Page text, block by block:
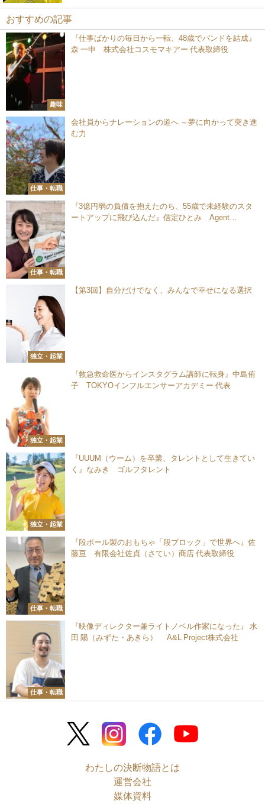
おすすめの記事
趣味
『仕事ばかりの毎日から一転、48歳でバンドを結成』
森 一申 株式会社コスモマキアー 代表取締役
仕事・転職
会社員からナレーションの道へ ～夢に向かって突き進
む力
仕事・転職
『3億円弱の負債を抱えたのち、55歳で未経験のスタ
ートアップに飛び込んだ』信定ひとみ Agent
独立・起業
【第3回】自分だけでなく、みんなで幸せになる選択
独立・起業
『救急救命医からインスタグラム講師に転身』中島侑
子 TOKYOインフルエンサーアカデミー 代表
独立・起業
『UUUM（ウーム）を卒業、タレントとして生きてい
く』なみき ゴルフタレント
仕事・転職
『段ボール製のおもちゃ「段ブロック」で世界へ』佐
藤亘 有限会社佐貞（さてい）商店 代表取締役
仕事・転職
『映像ディレクター兼ライトノベル作家になった』 水
田 陽（みずた・あきら） A&L Project株式会社
わたしの決断物語とは
運営会社
媒体資料